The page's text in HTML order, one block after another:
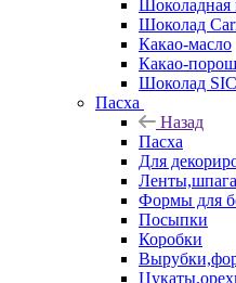
Шоколадная
Шоколад
Какао-масло
Какао-
Шоколад
Пасха
Назад
Пасха
Для
Формы для
Посыпки
Коробки